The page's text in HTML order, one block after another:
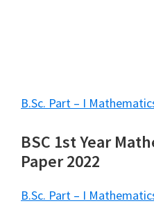
B.Sc. Part – I
BSC 1st Year
Paper 2022
B.Sc. Part – I